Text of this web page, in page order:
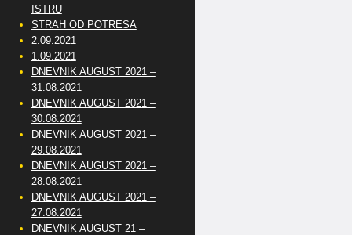
ISTRU
STRAH OD POTRESA
2.09.2021
1.09.2021
DNEVNIK AUGUST 2021 –
31.08.2021
DNEVNIK AUGUST 2021 –
30.08.2021
DNEVNIK AUGUST 2021 –
29.08.2021
DNEVNIK AUGUST 2021 –
28.08.2021
DNEVNIK AUGUST 2021 –
27.08.2021
DNEVNIK AUGUST 21 –